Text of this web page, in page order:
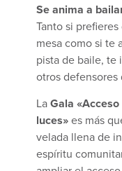
Se anima a
Tanto si
mesa como si te
pista de baile, te
otros defensores
LaGala
luces»es más
velada llena de
espíritu